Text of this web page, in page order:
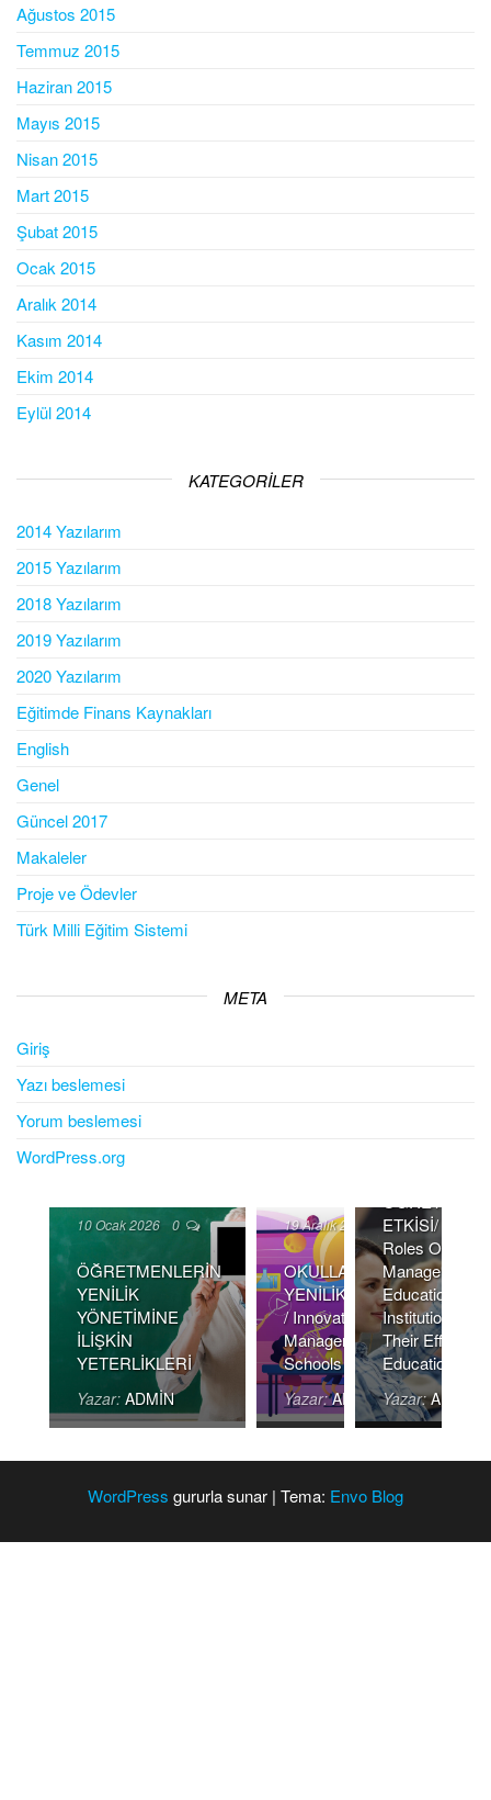
Ağustos 2015
Temmuz 2015
Haziran 2015
Mayıs 2015
Nisan 2015
Mart 2015
Şubat 2015
Ocak 2015
Aralık 2014
Kasım 2014
Ekim 2014
Eylül 2014
KATEGORILER
2014 Yazılarım
2015 Yazılarım
2018 Yazılarım
2019 Yazılarım
2020 Yazılarım
Eğitimde Finans Kaynakları
English
Genel
Güncel 2017
Makaleler
Proje ve Ödevler
Türk Milli Eğitim Sistemi
META
Giriş
Yazı beslemesi
Yorum beslemesi
WordPress.org
10 Ocak 2026 0
ÖĞRETMENLERİN
YENİLİK
YÖNETİMİNE
İLİŞKİN
YETERLİKLERİ
Yazar: ADMIN
19 Aralık 2025 0
OKULLARDA
YENİLİK YÖNETİMİ
/ Innovation
Managements In
Schools
Yazar: ADMIN
14 Mayıs 2025
ETKİSİ/
Roles Of
Managers In
Educational
Institutions And
Their Effect
Education-
Yazar: ADMIN
WordPress gururla sunar | Tema: Envo Blog